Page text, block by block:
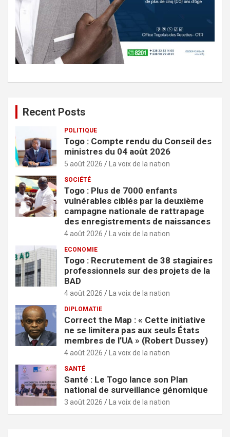
Recent Posts
POLITIQUE
Togo : Compte rendu du Conseil des
ministres du 04 août 2026
5 août 2026 La voix de la nation
SOCIÉTÉ
Togo : Plus de 7000 enfants
vulnérables ciblés par la deuxième
campagne nationale de rattrapage
des enregistrements de naissances
4 août 2026 La voix de la nation
ECONOMIE
Togo : Recrutement de 38 stagiaires
professionnels sur des projets de la
BAD
4 août 2026 La voix de la nation
DIPLOMATIE
Correct the Map : « Cette initiative
ne se limitera pas aux seuls États
membres de l’UA » (Robert Dussey)
4 août 2026 La voix de la nation
SANTÉ
Santé : Le Togo lance son Plan
national de surveillance génomique
3 août 2026 La voix de la nation